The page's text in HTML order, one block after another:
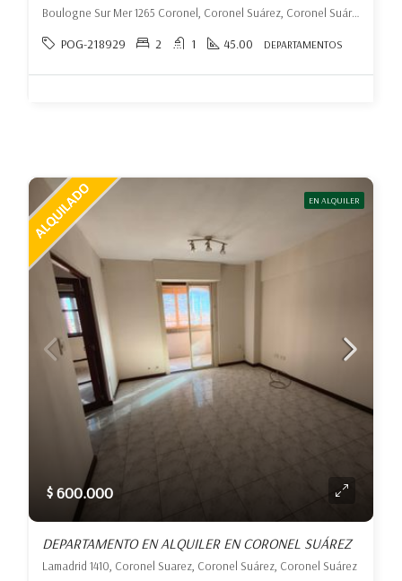
Boulogne Sur Mer 1265 Coronel, Coronel Suárez, Coronel Suárez
POG-218929 2 1 45.00 DEPARTAMENTOS
EN ALQUILER
$ 600.000
DEPARTAMENTO EN ALQUILER EN CORONEL SUÁREZ
Lamadrid 1410, Coronel Suarez, Coronel Suárez, Coronel Suárez